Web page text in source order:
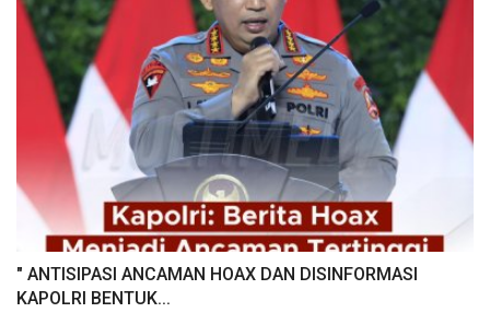
" ANTISIPASI ANCAMAN HOAX DAN DISINFORMASI
KAPOLRI BENTUK...